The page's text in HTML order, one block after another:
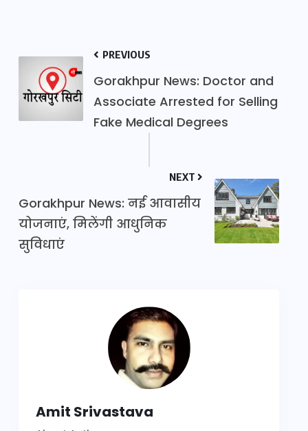
PREVIOUS
Gorakhpur News: Doctor and
Associate Arrested for Selling
Fake Medical Degrees
NEXT
Gorakhpur News: नई आवासीय
योजनाएं, मिलेंगी आधुनिक
सुविधाएं
Amit Srivastava